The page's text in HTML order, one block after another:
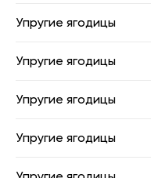
Упругие ягодицы
Упругие ягодицы
Упругие ягодицы
Упругие ягодицы